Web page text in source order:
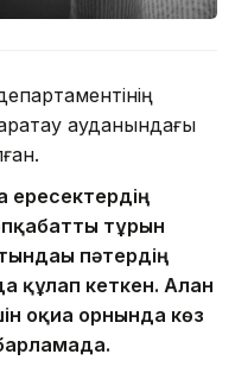
ауданындағы
ересектердің
тұрғын
пәтердің
құлап кеткен. Алған
оқиға орнында көз